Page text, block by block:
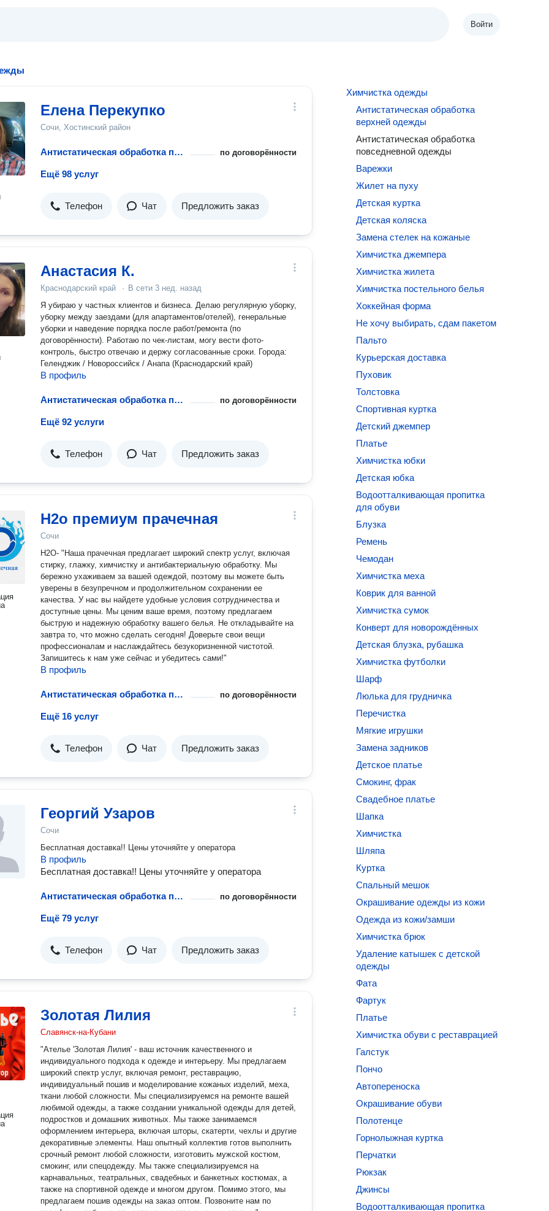
Войти
Елена Перекупко
Сочи, Хостинский район
Антистатическая обработка повседневной одежды по договорённости
Ещё 98 услуг
Телефон Чат Предложить заказ
Анастасия К.
Краснодарский край · В сети 3 нед. назад
Я убираю у частных клиентов и бизнеса. Делаю регулярную уборку,
уборку между заездами (для апартаментов/отелей), генеральные
уборки и наведение порядка после работ/ремонта (по
договорённости). Работаю по чек-листам, могу вести фото-
контроль, быстро отвечаю и держу согласованные сроки. Города:
Геленджик / Новороссийск / Анапа (Краснодарский край)
В профиль
Антистатическая обработка повседневной одежды по договорённости
Ещё 92 услуги
Телефон Чат Предложить заказ
Н2о премиум прачечная
Сочи
Н2О- "Наша прачечная предлагает широкий спектр услуг, включая
стирку, глажку, химчистку и антибактериальную обработку. Мы
бережно ухаживаем за вашей одеждой, поэтому вы можете быть
уверены в безупречном и продолжительном сохранении ее
качества. У нас вы найдете удобные условия сотрудничества и
доступные цены. Мы ценим ваше время, поэтому предлагаем
быструю и надежную обработку вашего белья. Не откладывайте на
завтра то, что можно сделать сегодня! Доверьте свои вещи
профессионалам и наслаждайтесь безукоризненной чистотой.
Запишитесь к нам уже сейчас и убедитесь сами!"
В профиль
Антистатическая обработка повседневной одежды по договорённости
Ещё 16 услуг
Телефон Чат Предложить заказ
Георгий Узаров
Сочи
Бесплатная доставка!! Цены уточняйте у оператора
В профиль
Бесплатная доставка!! Цены уточняйте у оператора
Антистатическая обработка повседневной одежды по договорённости
Ещё 79 услуг
Телефон Чат Предложить заказ
Золотая Лилия
Славянск-на-Кубани
"Ателье 'Золотая Лилия' - ваш источник качественного и
индивидуального подхода к одежде и интерьеру. Мы предлагаем
широкий спектр услуг, включая ремонт, реставрацию,
индивидуальный пошив и моделирование кожаных изделий, меха,
ткани любой сложности. Мы специализируемся на ремонте вашей
любимой одежды, а также создании уникальной одежды для детей,
подростков и домашних животных. Мы также занимаемся
оформлением интерьера, включая шторы, скатерти, чехлы и другие
декоративные элементы. Наш опытный коллектив готов выполнить
срочный ремонт любой сложности, изготовить мужской костюм,
смокинг, или спецодежду. Мы также специализируемся на
карнавальных, театральных, свадебных и банкетных костюмах, а
также на спортивной одежде и многом другом. Помимо этого, мы
предлагаем пошив одежды на заказ оптом. Позвоните нам по
Химчистка одежды
Антистатическая обработка
верхней одежды
Антистатическая обработка
повседневной одежды
Варежки
Жилет на пуху
Детская куртка
Детская коляска
Замена стелек на кожаные
Химчистка джемпера
Химчистка жилета
Химчистка постельного белья
Хоккейная форма
Не хочу выбирать, сдам пакетом
Пальто
Курьерская доставка
Пуховик
Толстовка
Спортивная куртка
Детский джемпер
Платье
Химчистка юбки
Детская юбка
Водоотталкивающая пропитка
для обуви
Блузка
Ремень
Чемодан
Химчистка меха
Коврик для ванной
Химчистка сумок
Конверт для новорождённых
Детская блузка, рубашка
Химчистка футболки
Шарф
Люлька для грудничка
Перечистка
Мягкие игрушки
Замена задников
Детское платье
Смокинг, фрак
Свадебное платье
Шапка
Химчистка
Шляпа
Куртка
Спальный мешок
Окрашивание одежды из кожи
Одежда из кожи/замши
Химчистка брюк
Удаление катышек с детской
одежды
Фата
Фартук
Платье
Химчистка обуви с реставрацией
Галстук
Пончо
Автопереноска
Окрашивание обуви
Полотенце
Горнолыжная куртка
Перчатки
Рюкзак
Джинсы
Водоотталкивающая пропитка